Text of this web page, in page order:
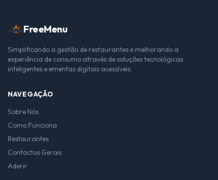
FreeMenu
Simplificando a gestão de restaurantes e melhorando a
experiência de consumo através de soluções tecnológicas
inteligentes e ementas digitais acessíveis.
NAVEGAÇÃO
Sobre Nós
Como Funciona
Restaurantes
Contactos Gerais
Aderir